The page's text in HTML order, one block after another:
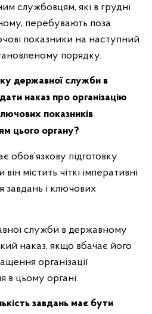
службовцям, які в грудні
перебувають поза
показники на наступний
порядку.
державної служби в
наказ про організацію
показників
цього органу?
обов’язкову підготовку
містить чіткі імперативні
завдань і ключових
служби в державному
наказ, якщо вбачає його
організації
в цьому органі.
завдань має бути